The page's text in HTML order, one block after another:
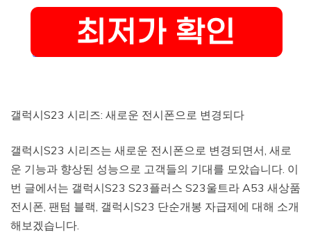
갤럭시S23 시리즈: 새로운 전시폰으로 변경되다
갤럭시S23 시리즈는 새로운 전시폰으로 변경되면서, 새로
운 기능과 향상된 성능으로 고객들의 기대를 모았습니다. 이
번 글에서는 갤럭시S23 S23플러스 S23울트라 A53 새상품
전시폰, 팬텀 블랙, 갤럭시S23 단순개봉 자급제에 대해 소개
해보겠습니다.